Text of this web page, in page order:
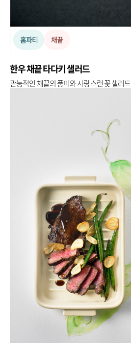
홈파티 채끝
한우 채끝 타다키 샐러드
관능적인 채끝의 풍미와 사랑스런 꽃 샐러드